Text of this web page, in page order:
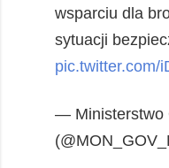
wsparciu dla
sytuacji
pic.twitter.com/
—